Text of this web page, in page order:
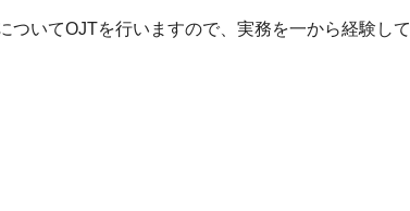
ついてOJTを行いますので、実務を一から経験して